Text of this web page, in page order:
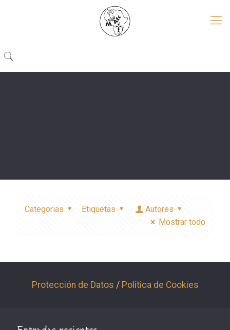
Categorias Etiquetas
Autores
Mostrar todo
Protección de Datos / Política de Cookies